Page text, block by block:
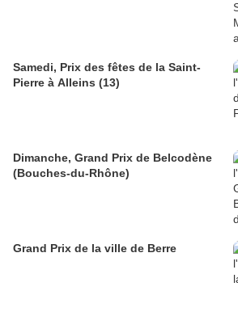
Samedi, Prix des fêtes de la Saint-
Pierre à Alleins (13)
Dimanche, Grand Prix de Belcodène
(Bouches-du-Rhône)
Grand Prix de la ville de Berre